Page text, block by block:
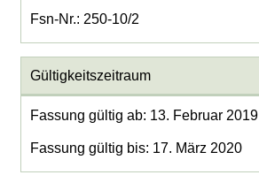
Fsn-Nr.: 250-10/2
Gültigkeitszeitraum
Fassung gültig ab: 13. Februar 2019
Fassung gültig bis: 17. März 2020